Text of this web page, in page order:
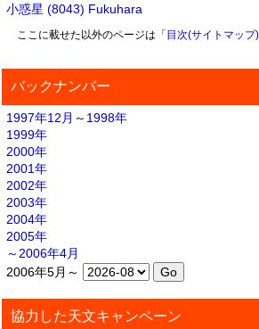
小惑星 (8043) Fukuhara
ここに載せた以外のページは「 目次(サイトマップ)
バックナンバー
1997年12月～1998年
1999年
2000年
2001年
2002年
2003年
2004年
2005年
～2006年4月
2006年5月～
協力した天文キャンペーン